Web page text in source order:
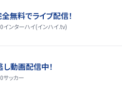
無料でライブ配信！
インターハイ(インハイ.tv)
動画配信中！
サッカー